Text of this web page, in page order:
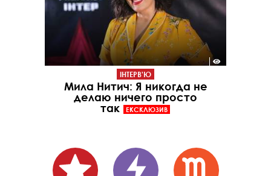
ІНТЕРВ'Ю
Мила Нитич: Я никогда не
делаю ничего просто
так
ЕКСКЛЮЗИВ